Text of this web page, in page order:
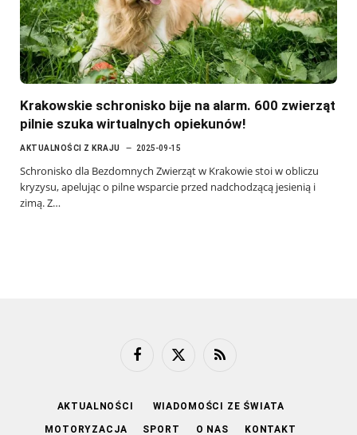
Krakowskie schronisko bije na alarm. 600 zwierząt
pilnie szuka wirtualnych opiekunów!
AKTUALNOŚCI Z KRAJU 2025-09-15
Schronisko dla Bezdomnych Zwierząt w Krakowie stoi w obliczu
kryzysu, apelując o pilne wsparcie przed nadchodzącą jesienią i
zimą. Z…
FacebookX
RSS
AKTUALNOŚCI WIADOMOŚCI ZE ŚWIATA
MOTORYZACJA SPORT O NAS KONTAKT